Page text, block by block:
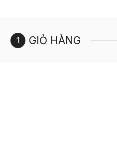
GIỎ HÀNG